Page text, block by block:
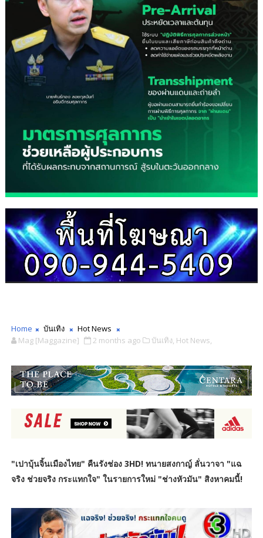
Home บันเทิง
Hot News
Mag [Maggazine]
2 months ago บันเทิง, Hot News,
"เปาบุ้นจิ้นเมืองไทย" คืนรังช่อง 3HD! ทนายสงกาญ์ ลั่นวาจา "แฉ
จริง ช่วยจริง กระแทกใจ" ในรายการใหม่ "ช่างหัวมัน" สิงหาคมนี้!